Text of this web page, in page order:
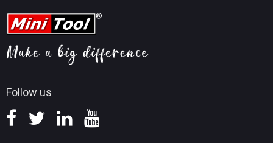
Follow us
Tipps für Videokonvertierung
Tipps für Bildschirmaufnahmen
Wissensdatenbank
Hilfe